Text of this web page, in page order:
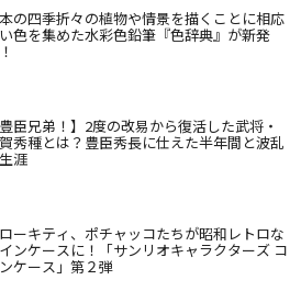
の四季折々の植物や情景を描くことに相応
色を集めた水彩色鉛筆『色辞典』が新発
豊臣兄弟！】2度の改易から復活した武将・
秀種とは？豊臣秀長に仕えた半年間と波乱
涯
ーキティ、ポチャッコたちが昭和レトロな
ンケースに！「サンリオキャラクターズ コ
ケース」第２弾